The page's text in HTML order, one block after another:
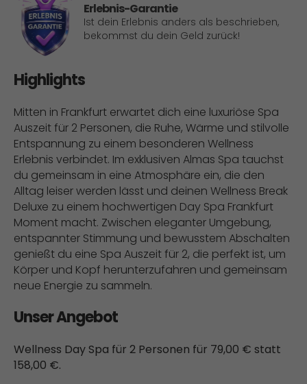
Erlebnis-Garantie
Ist dein Erlebnis anders als beschrieben,
bekommst du dein Geld zurück!
Highlights
Mitten in Frankfurt erwartet dich eine luxuriöse Spa
Auszeit für 2 Personen, die Ruhe, Wärme und stilvolle
Entspannung zu einem besonderen Wellness
Erlebnis verbindet. Im exklusiven Almas Spa tauchst
du gemeinsam in eine Atmosphäre ein, die den
Alltag leiser werden lässt und deinen Wellness Break
Deluxe zu einem hochwertigen Day Spa Frankfurt
Moment macht. Zwischen eleganter Umgebung,
entspannter Stimmung und bewusstem Abschalten
genießt du eine Spa Auszeit für 2, die perfekt ist, um
Körper und Kopf herunterzufahren und gemeinsam
neue Energie zu sammeln.
Unser Angebot
Wellness Day Spa für 2 Personen für 79,00 € statt
158,00 €.